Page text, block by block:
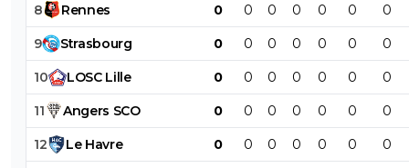
8 Rennes 0 0 0 0 0 0 0
9 Strasbourg 0 0 0 0 0 0 0
10 LOSC Lille 0 0 0 0 0 0 0
11 Angers SCO 0 0 0 0 0 0 0
12 Le Havre 0 0 0 0 0 0 0